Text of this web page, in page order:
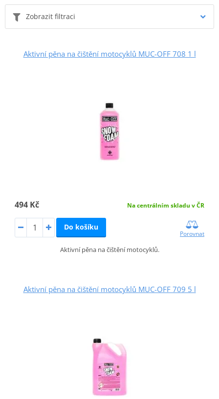
Zobrazit filtraci
Aktivní pěna na čištění motocyklů MUC-OFF 708 1 l
494 Kč Na centrálním skladu v ČR
Do košíku
Porovnat
Aktivní pěna na čištění motocyklů.
Aktivní pěna na čištění motocyklů MUC-OFF 709 5 l